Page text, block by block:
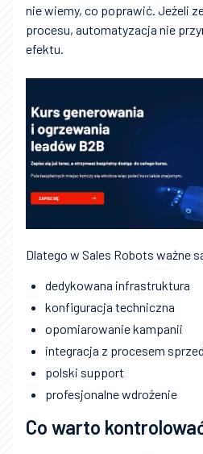
nie wiemy, co poprawić. Jeżeli
procesu, automatyzacja nie
efektu.
Dlatego w Sales Robots ważne
dedykowana infrastruktura
konfiguracja techniczna
opomiarowanie kampanii
integracja z procesem
polski support
profesjonalne wdrożenie
Co warto